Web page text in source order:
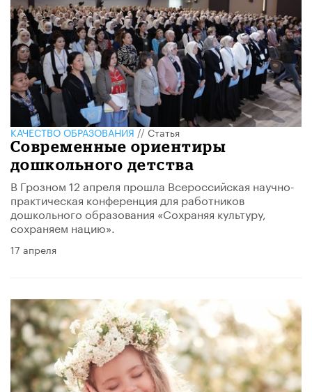
КАЧЕСТВО ОБРАЗОВАНИЯ//Статья
Современные ориентиры
дошкольного детства
В Грозном 12 апреля прошла Всероссийская научно-
практическая конференция для работников
дошкольного образования «Сохраняя культуру,
сохраняем нацию».
17 апреля